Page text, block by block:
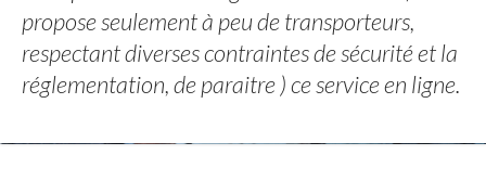
propose seulement à peu de transporteurs,
respectant diverses contraintes de sécurité et la
réglementation, de paraitre ) ce service en ligne.